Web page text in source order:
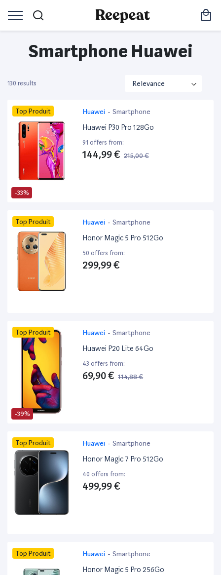
Smartphone Huawei
130 results
-33%
Top Produit Huawei - Smartphone
Huawei P30 Pro 128Go
91 offers from:
144,99 € 215,00 €
Top Produit Huawei - Smartphone
Honor Magic 5 Pro 512Go
50 offers from:
299,99 €
-39%
Top Produit Huawei - Smartphone
Huawei P20 Lite 64Go
43 offers from:
69,90 € 114,88 €
Top Produit Huawei - Smartphone
Honor Magic 7 Pro 512Go
40 offers from:
499,99 €
Top Produit Huawei - Smartphone
Honor Magic 5 Pro 256Go